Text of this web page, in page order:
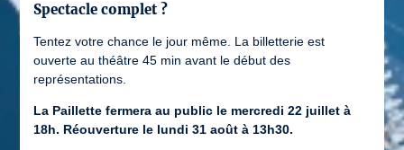
Spectacle complet ?
Tentez votre chance le jour même. La billetterie est
ouverte au théâtre 45 min avant le début des
représentations.
La Paillette fermera au public le mercredi 22 juillet à
18h. Réouverture le lundi 31 août à 13h30.